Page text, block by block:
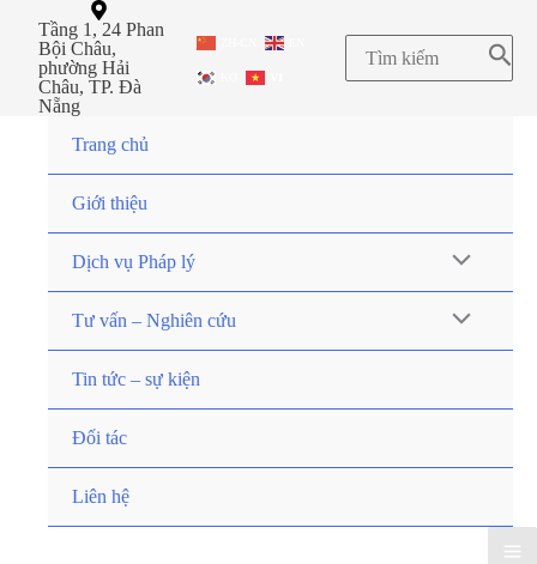
Tầng 1, 24 Phan
Bội Châu,
phường Hải
Châu, TP. Đà
Nẵng
Trang chủ
Giới thiệu
Dịch vụ Pháp lý
Tư vấn – Nghiên cứu
Tin tức – sự kiện
Đối tác
Liên hệ